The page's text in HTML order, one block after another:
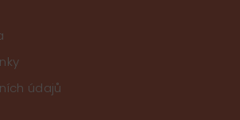
údajů